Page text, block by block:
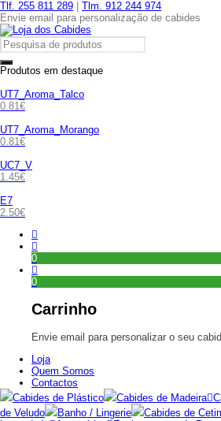
Tlf. 255 811 289
Tlm. 912 244 974
Envie email para personalização de cabides
Produtos em destaque
UT7_Aroma_Talco
0.81€
UT7_Aroma_Morango
0.81€
UC7_V
1.45€
E7
2.50€
0
0
Carrinho
Envie email para personalizar o seu
Loja
Quem Somos
Contactos
Cabides de Plástico
Cabides de Madeira
de Veludo
Banho / Lingerie Cabides de